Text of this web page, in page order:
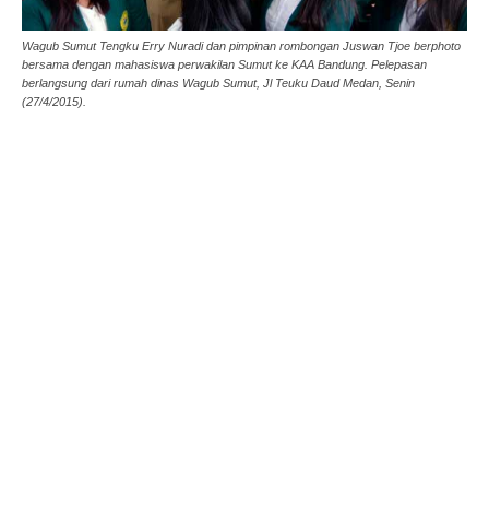
Wagub Sumut Tengku Erry Nuradi dan pimpinan rombongan Juswan Tjoe berphoto
bersama dengan mahasiswa perwakilan Sumut ke KAA Bandung. Pelepasan
berlangsung dari rumah dinas Wagub Sumut, Jl Teuku Daud Medan, Senin
(27/4/2015).